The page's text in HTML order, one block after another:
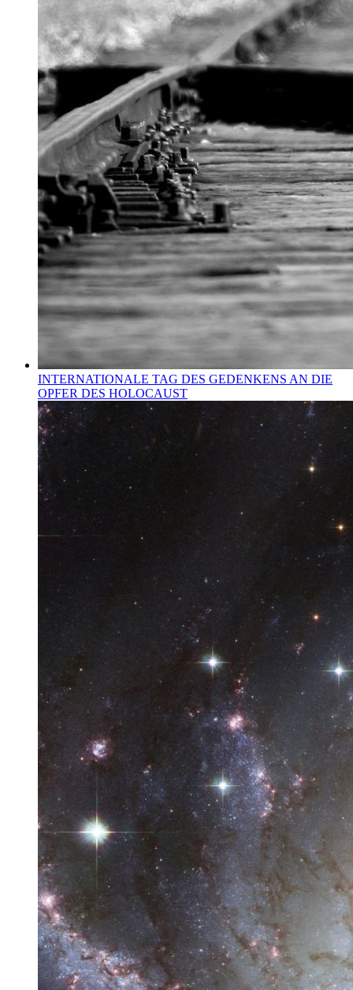
INTERNATIONALE TAG DES GEDENKENS AN DIE
OPFER DES HOLOCAUST